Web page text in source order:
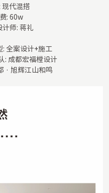
现代混搭
: 60w
师: 蒋礼
全案设计+施工
: 成都宏福樘设计
· 旭辉江山和鸣